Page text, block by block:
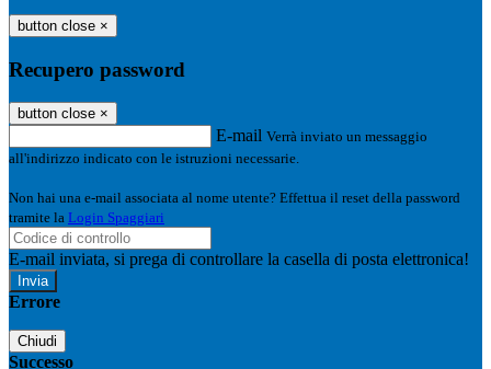
button close ×
Recupero password
button close ×
E-mail Verrà inviato un messaggio
all'indirizzo indicato con le istruzioni necessarie.
Non hai una e-mail associata al nome utente? Effettua il reset della password
tramite la Login Spaggiari
E-mail inviata, si prega di controllare la casella di posta elettronica!
Errore
Chiudi
Successo